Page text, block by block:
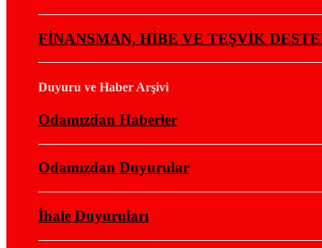
FİNANSMAN, HİBE VE TEŞVİK
Duyuru ve Haber Arşivi
Odamızdan Haberler
Odamızdan Duyurular
İhale Duyuruları